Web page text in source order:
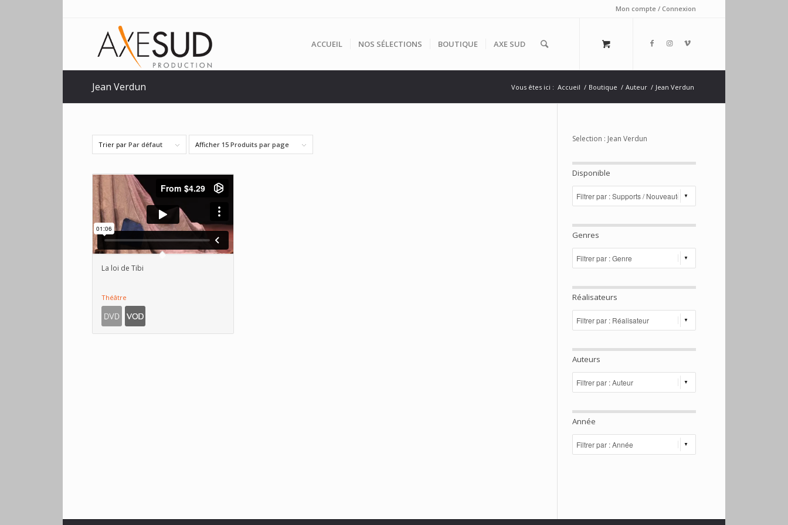
Mon compte / Connexion
ACCUEIL NOS SÉLECTIONS BOUTIQUE AXE SUD
Jean Verdun Vous êtes ici : Accueil / Boutique / Auteur / Jean Verdun
Trier par Par défaut Afficher 15 Produits par page
La loi de Tibi
Théâtre
Selection : Jean Verdun
Disponible
Genres
Réalisateurs
Auteurs
Année